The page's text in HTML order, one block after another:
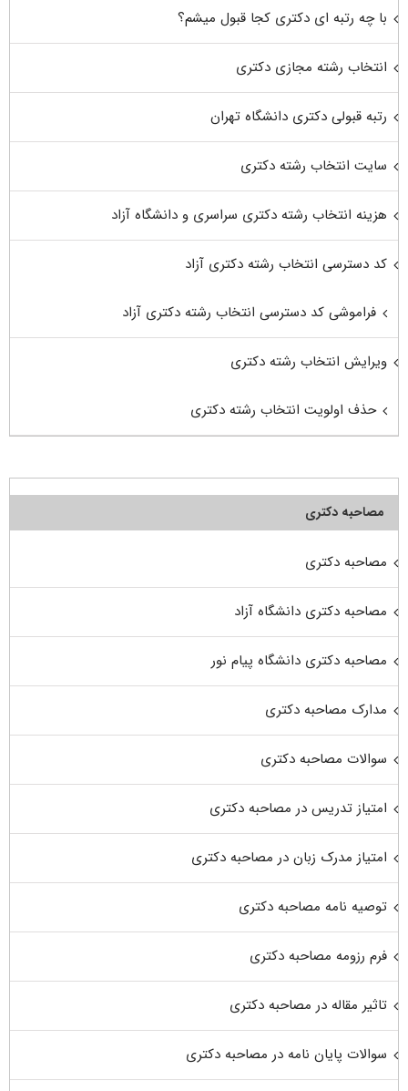
با چه رتبه ای دکتری کجا قبول میشم؟
انتخاب رشته مجازی دکتری
رتبه قبولی دکتری دانشگاه تهران
سایت انتخاب رشته دکتری
هزینه انتخاب رشته دکتری سراسری و دانشگاه آزاد
کد دسترسی انتخاب رشته دکتری آزاد
فراموشی کد دسترسی انتخاب رشته دکتری آزاد
ویرایش انتخاب رشته دکتری
حذف اولویت انتخاب رشته دکتری
مصاحبه دکتری
مصاحبه دکتری
مصاحبه دکتری دانشگاه آزاد
مصاحبه دکتری دانشگاه پیام نور
مدارک مصاحبه دکتری
سوالات مصاحبه دکتری
امتیاز تدریس در مصاحبه دکتری
امتیاز مدرک زبان در مصاحبه دکتری
توصیه نامه مصاحبه دکتری
فرم رزومه مصاحبه دکتری
تاثیر مقاله در مصاحبه دکتری
سوالات پایان نامه در مصاحبه دکتری